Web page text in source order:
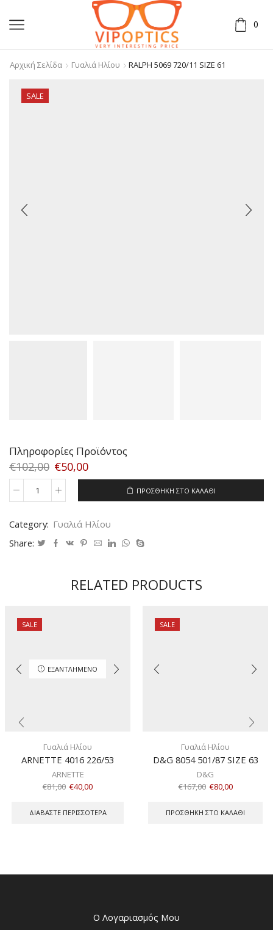
0
Αρχική Σελίδα Γυαλιά Ηλίου RALPH 5069 720/11 SIZE 61
SALE
Πληροφορίες Προϊόντος
€102,00 €50,00
RALPH
SIZE
61
ποσότητα
ΠΡΟΣΘΉΚΗ ΣΤΟ ΚΑΛΆΘΙ
Category: Γυαλιά Ηλίου
Share:
RELATED PRODUCTS
SALE
ΕΞΑΝΤΛΗΜΈΝΟ
Γυαλιά Ηλίου
ARNETTE 4016 226/53
ARNETTE
€81,00 €40,00
ΔΙΑΒΆΣΤΕ ΠΕΡΙΣΣΌΤΕΡΑ
SALE
Γυαλιά Ηλίου
D&G 8054 501/87 SIZE 63
D&G
€167,00 €80,00
ΠΡΟΣΘΉΚΗ ΣΤΟ ΚΑΛΆΘΙ
Ο Λογαριασμός Μου